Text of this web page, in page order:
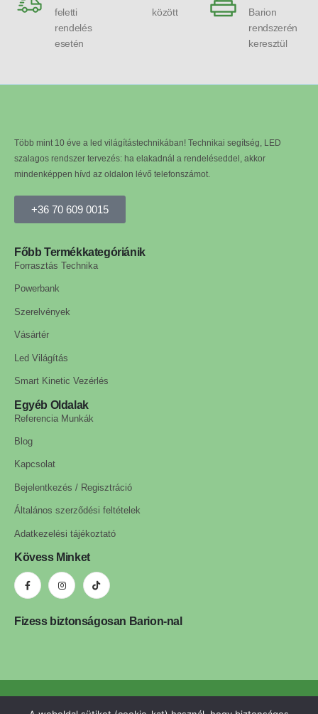
feletti
rendelés
esetén
között
Barion
rendszerén
keresztül
Több mint 10 éve a led világítástechnikában! Technikai segítség, LED
szalagos rendszer tervezés: ha elakadnál a rendeléseddel, akkor
mindenképpen hívd az oldalon lévő telefonszámot.
+36 70 609 0015
Főbb Termékkategóriánik
Forrasztás Technika
Powerbank
Szerelvények
Vásártér
Led Világítás
Smart Kinetic Vezérlés
Egyéb Oldalak
Referencia Munkák
Blog
Kapcsolat
Bejelentkezés / Regisztráció
Általános szerződési feltételek
Adatkezelési tájékoztató
Kövess Minket
Fizess biztonságosan Barion-nal
ledls.hu © 2025. Minden jog fenntartva. | A weboldalt készítette: